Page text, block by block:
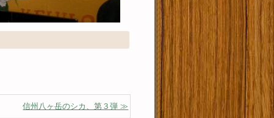
信州八ヶ岳のシカ、第３弾 ≫